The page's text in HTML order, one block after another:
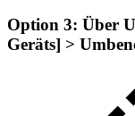
Option 3: Über
Geräts] >